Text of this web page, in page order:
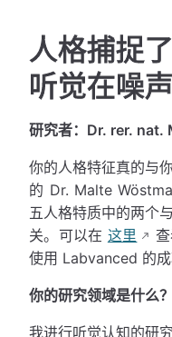
人格捕捉
听觉在噪
研究者：Dr. rer. nat.
你的人格特征真的与
的 Dr. Malte
五人格特质中的两个
关。可以在 这里
使用 Labvanced 的成
你的研究领域是什么？
我进行听觉认知的研